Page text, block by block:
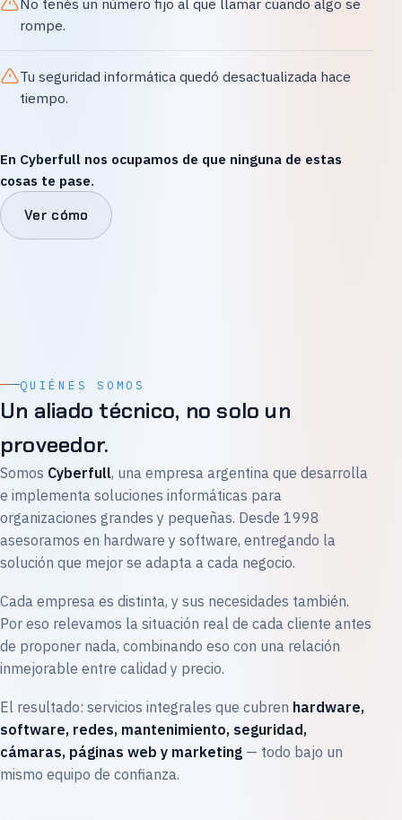
No tenés un número fijo al que llamar cuando algo se
rompe.
Tu seguridad informática quedó desactualizada hace
tiempo.
En Cyberfull nos ocupamos de que ninguna de estas
cosas te pase.
Ver cómo
QUIÉNES SOMOS
Un aliado técnico, no solo un
proveedor.
Somos Cyberfull, una empresa argentina que desarrolla
e implementa soluciones informáticas para
organizaciones grandes y pequeñas. Desde 1998
asesoramos en hardware y software, entregando la
solución que mejor se adapta a cada negocio.
Cada empresa es distinta, y sus necesidades también.
Por eso relevamos la situación real de cada cliente antes
de proponer nada, combinando eso con una relación
inmejorable entre calidad y precio.
El resultado: servicios integrales que cubren hardware,
software, redes, mantenimiento, seguridad,
cámaras, páginas web y marketing — todo bajo un
mismo equipo de confianza.